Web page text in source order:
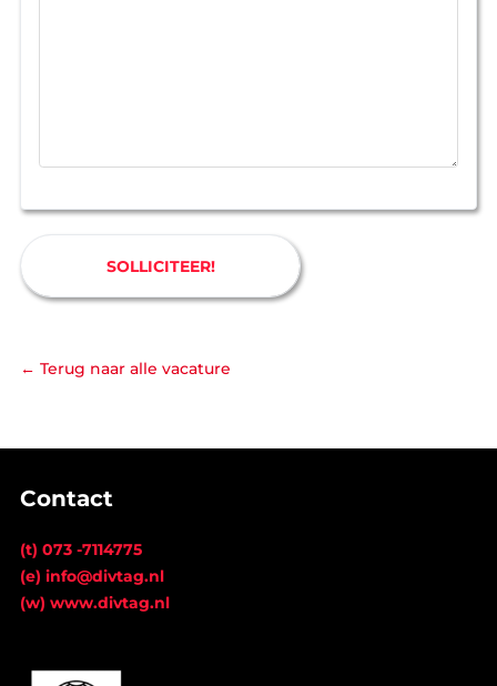
SOLLICITEER!
← Terug naar alle vacature
Contact
(t) 073 -7114775
(e) info@divtag.nl
(w) www.divtag.nl